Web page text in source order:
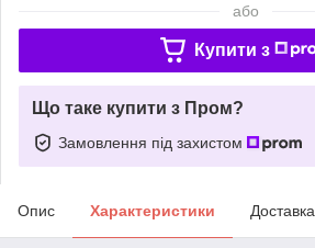
або
Купити з
Що таке купити з Пром?
Замовлення під захистом
Опис Характеристики Доставка